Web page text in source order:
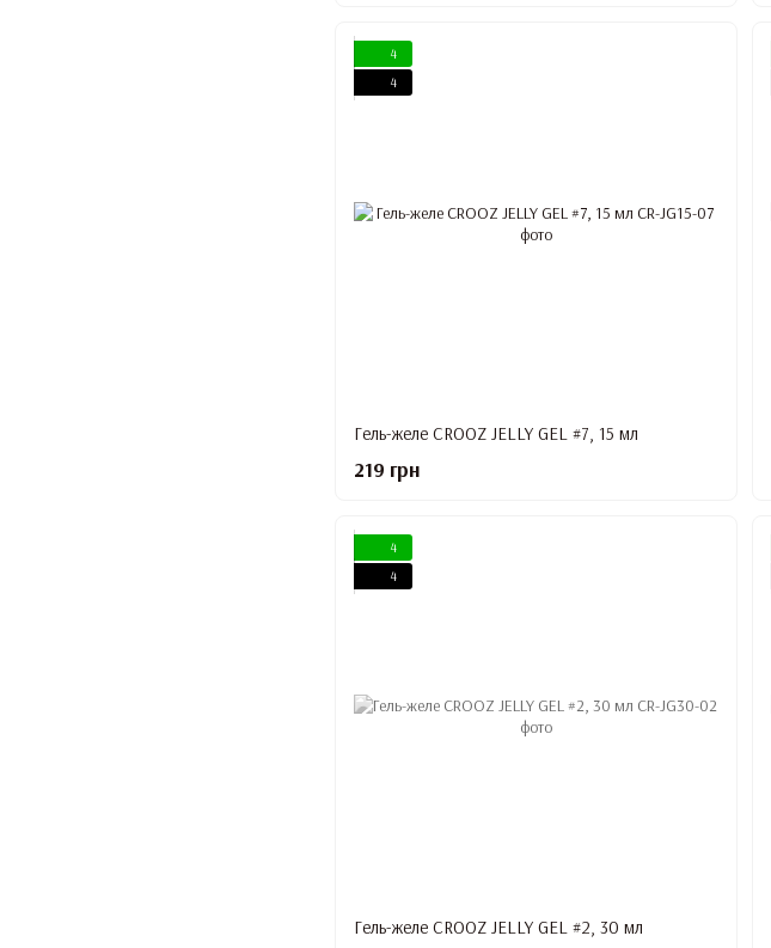
4
4
Гель-желе CROOZ JELLY GEL #7, 15 мл
219 грн
4
4
Гель-желе CROOZ JELLY GEL #2, 30 мл